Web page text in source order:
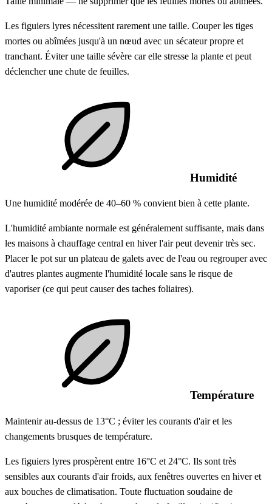
Les figuiers lyres nécessitent rarement une taille. Couper les tiges
mortes ou abîmées jusqu'à un nœud avec un sécateur propre et
tranchant. Éviter une taille sévère car elle stresse la plante et peut
déclencher une chute de feuilles.
Humidité
Une humidité modérée de 40–60 % convient bien à cette plante.
L'humidité ambiante normale est généralement suffisante, mais dans
les maisons à chauffage central en hiver l'air peut devenir très sec.
Placer le pot sur un plateau de galets avec de l'eau ou regrouper avec
d'autres plantes augmente l'humidité locale sans le risque de
vaporiser (ce qui peut causer des taches foliaires).
Température
Maintenir au-dessus de 13°C ; éviter les courants d'air et les
changements brusques de température.
Les figuiers lyres prospèrent entre 16°C et 24°C. Ils sont très
sensibles aux courants d'air froids, aux fenêtres ouvertes en hiver et
aux bouches de climatisation. Toute fluctuation soudaine de